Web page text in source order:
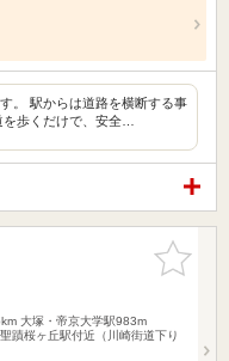
。 駅からは道路を横断する事
歩くだけで、安全…
お気に入
りに追加
大塚・帝京大学駅983m
蹟桜ヶ丘駅付近（川崎街道下り